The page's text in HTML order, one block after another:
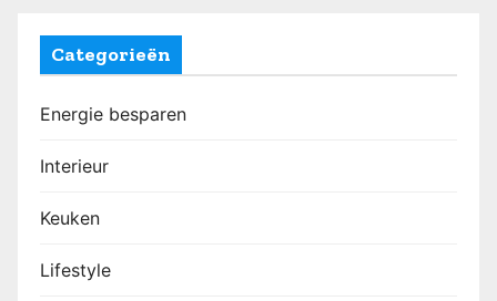
Categorieën
Energie besparen
Interieur
Keuken
Lifestyle